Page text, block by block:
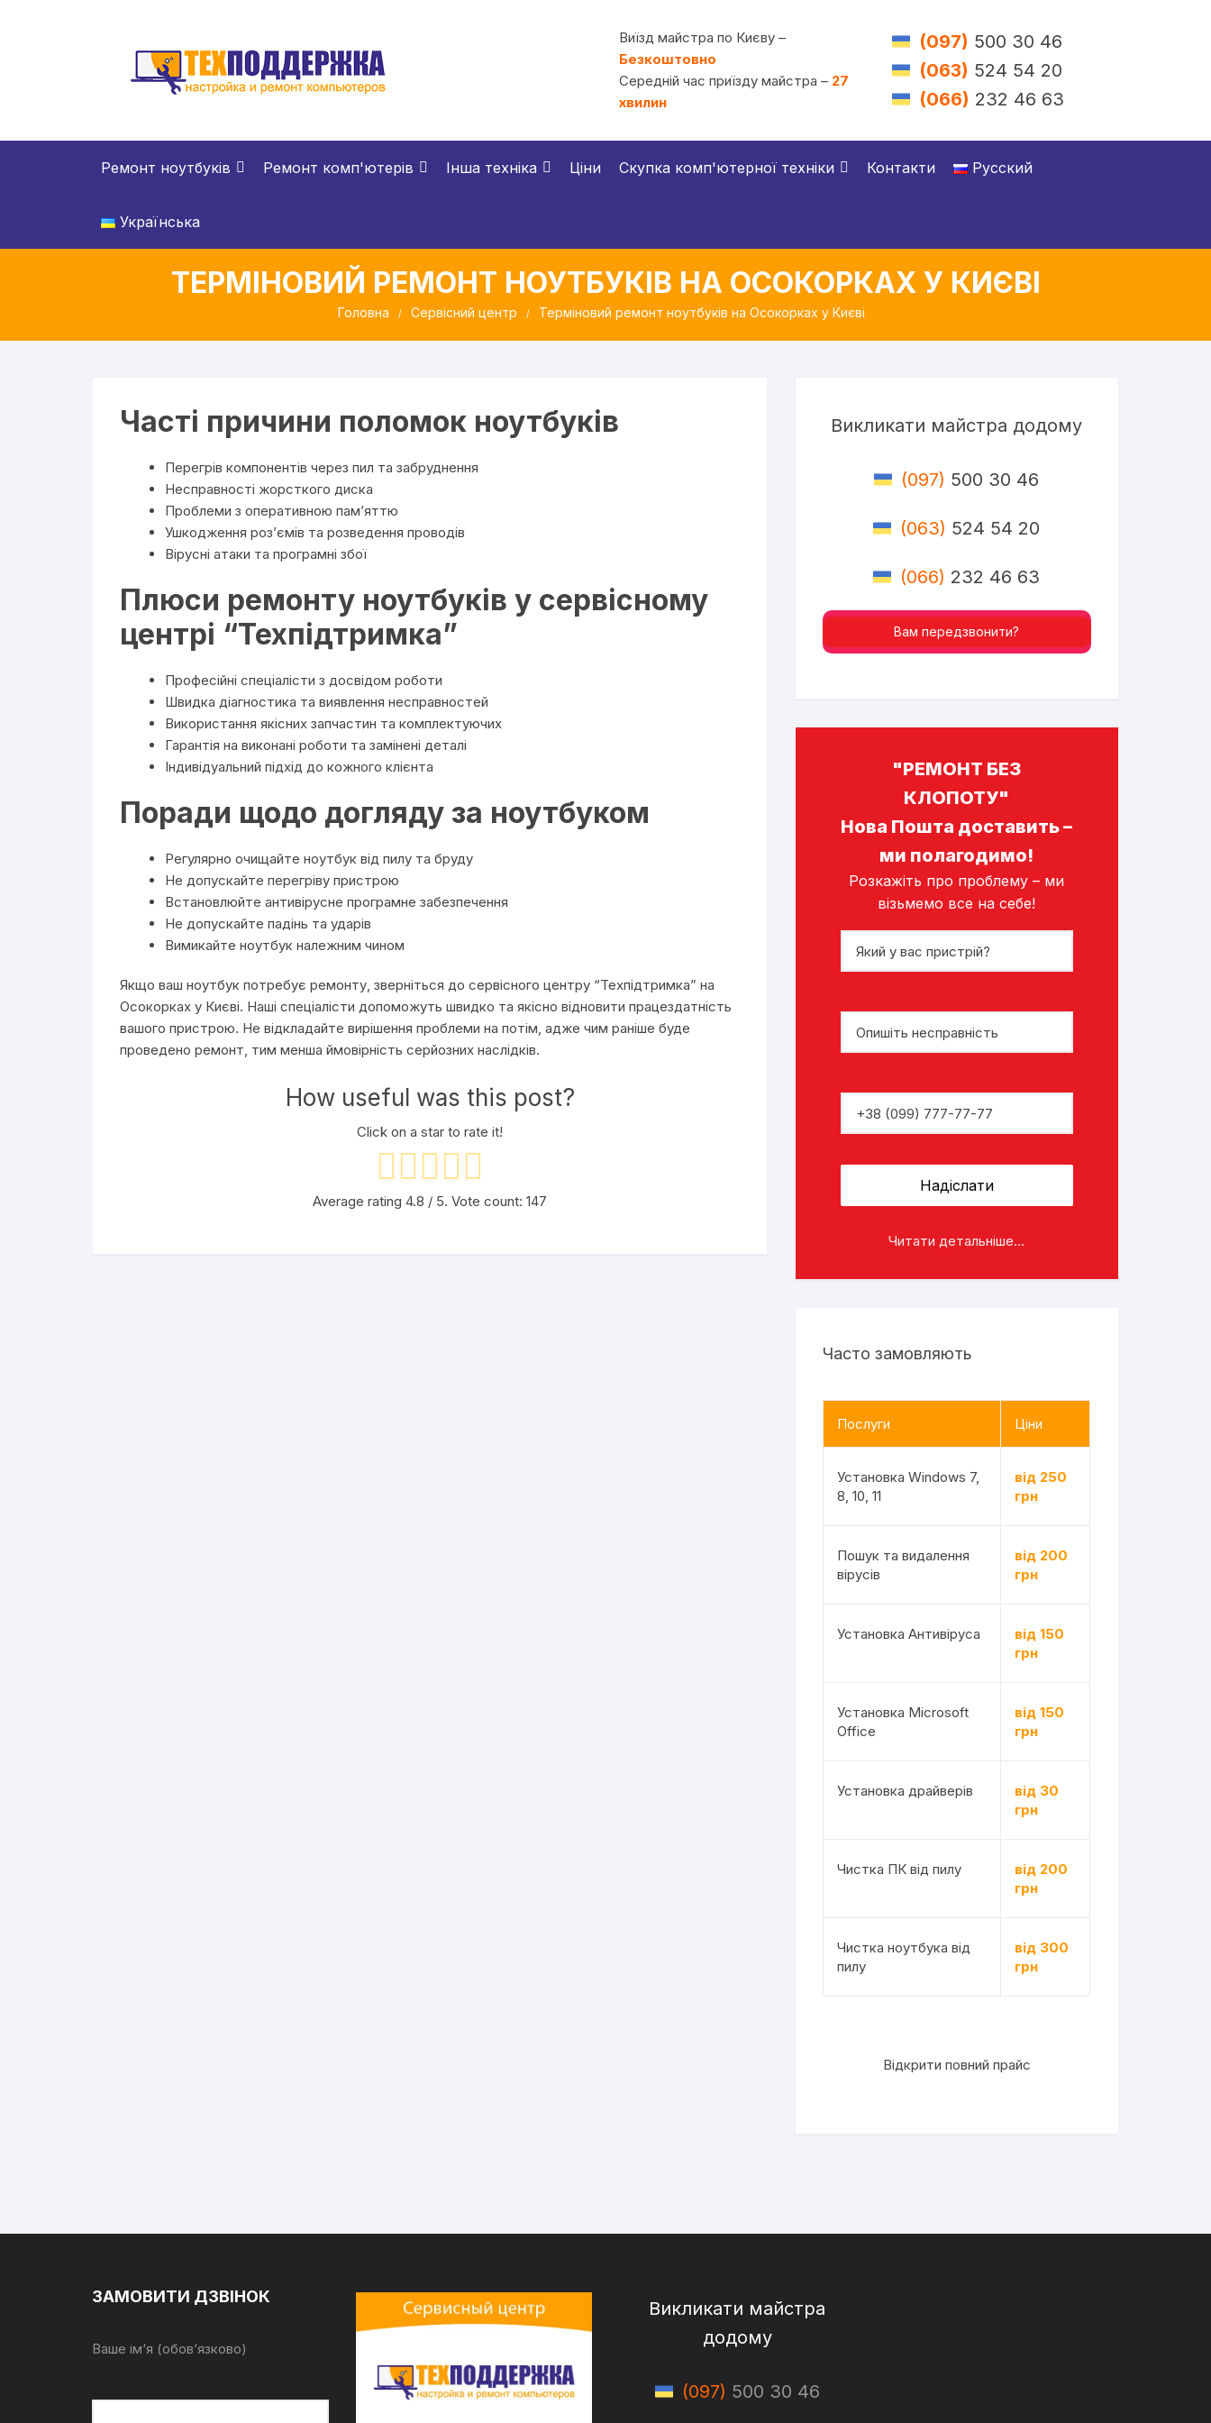
Виїзд майстра по Києву –
Безкоштовно
Середній час приїзду майстра – 27
хвилин
(097) 500 30 46
(063) 524 54 20
(066) 232 46 63
Ремонт ноутбуків Ремонт комп'ютерів Інша техніка Ціни Скупка комп'ютерної техніки Контакти Русский
Українська
ТЕРМІНОВИЙ РЕМОНТ НОУТБУКІВ НА ОСОКОРКАХ У КИЄВІ
Головна Сервісний центр Терміновий ремонт ноутбуків на Осокорках у Києві
Часті причини поломок ноутбуків
Перегрів компонентів через пил та забруднення
Несправності жорсткого диска
Проблеми з оперативною пам’яттю
Ушкодження роз’ємів та розведення проводів
Вірусні атаки та програмні збої
Плюси ремонту ноутбуків у сервісному
центрі “Техпідтримка”
Професійні спеціалісти з досвідом роботи
Швидка діагностика та виявлення несправностей
Використання якісних запчастин та комплектуючих
Гарантія на виконані роботи та замінені деталі
Індивідуальний підхід до кожного клієнта
Поради щодо догляду за ноутбуком
Регулярно очищайте ноутбук від пилу та бруду
Не допускайте перегріву пристрою
Встановлюйте антивірусне програмне забезпечення
Не допускайте падінь та ударів
Вимикайте ноутбук належним чином
Якщо ваш ноутбук потребує ремонту, зверніться до сервісного центру “Техпідтримка” на
Осокорках у Києві. Наші спеціалісти допоможуть швидко та якісно відновити працездатність
вашого пристрою. Не відкладайте вирішення проблеми на потім, адже чим раніше буде
проведено ремонт, тим менша ймовірність серйозних наслідків.
How useful was this post?
Click on a star to rate it!
Average rating 4.8 / 5. Vote count: 147
Викликати майстра додому
(097) 500 30 46
(063) 524 54 20
(066) 232 46 63
Вам передзвонити?
"РЕМОНТ БЕЗ
КЛОПОТУ"
Нова Пошта доставить –
ми полагодимо!
Розкажіть про проблему – ми
візьмемо все на себе!
Читати детальніше...
Часто замовляють
Послуги Ціни
Установка Windows 7,
8, 10, 11
від 250
грн
Пошук та видалення
вірусів
від 200
грн
Установка Антивіруса
від 150
грн
Установка Microsoft
Office
від 150
грн
Установка драйверів
від 30
грн
Чистка ПК від пилу
від 200
грн
Чистка ноутбука від
пилу
від 300
грн
Відкрити повний прайс
ЗАМОВИТИ ДЗВІНОК
Ваше ім‘я (обов‘язково)
Викликати майстра
додому
(097) 500 30 46